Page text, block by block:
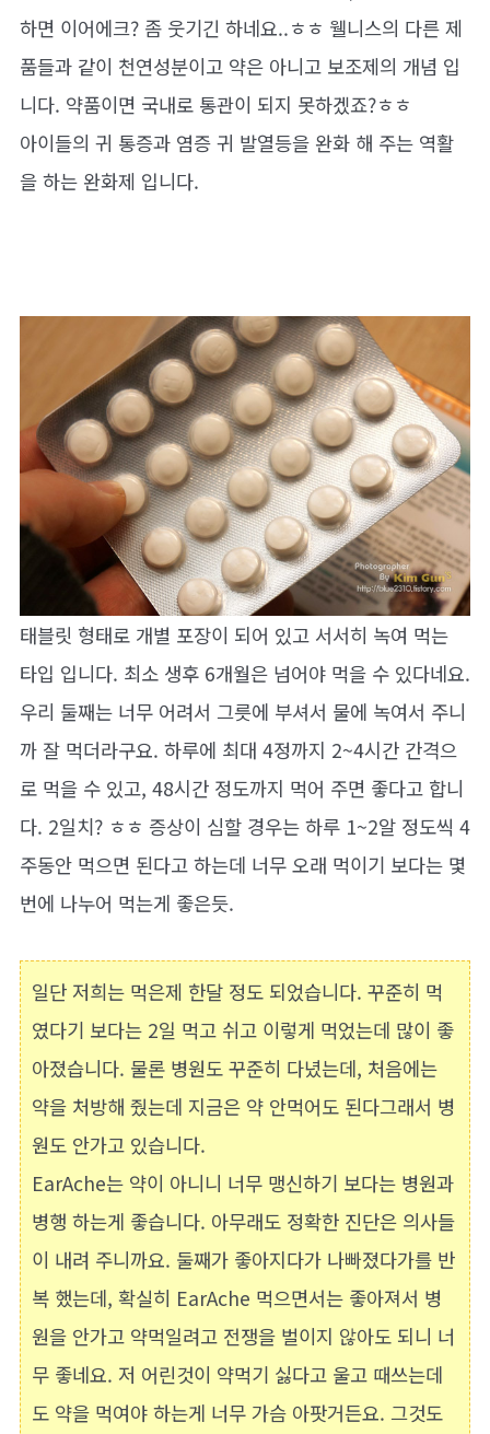
하면 이어에크? 좀 웃기긴 하네요..ㅎㅎ 웰니스의 다른 제
품들과 같이 천연성분이고 약은 아니고 보조제의 개념 입
니다. 약품이면 국내로 통관이 되지 못하겠죠?ㅎㅎ
아이들의 귀 통증과 염증 귀 발열등을 완화 해 주는 역활
을 하는 완화제 입니다.
태블릿 형태로 개별 포장이 되어 있고 서서히 녹여 먹는
타입 입니다. 최소 생후 6개월은 넘어야 먹을 수 있다네요.
우리 둘째는 너무 어려서 그릇에 부셔서 물에 녹여서 주니
까 잘 먹더라구요. 하루에 최대 4정까지 2~4시간 간격으
로 먹을 수 있고, 48시간 정도까지 먹어 주면 좋다고 합니
다. 2일치? ㅎㅎ 증상이 심할 경우는 하루 1~2알 정도씩 4
주동안 먹으면 된다고 하는데 너무 오래 먹이기 보다는 몇
번에 나누어 먹는게 좋은듯.
일단 저희는 먹은제 한달 정도 되었습니다. 꾸준히 먹
였다기 보다는 2일 먹고 쉬고 이렇게 먹었는데 많이 좋
아졌습니다. 물론 병원도 꾸준히 다녔는데, 처음에는
약을 처방해 줬는데 지금은 약 안먹어도 된다그래서 병
원도 안가고 있습니다.
EarAche는 약이 아니니 너무 맹신하기 보다는 병원과
병행 하는게 좋습니다. 아무래도 정확한 진단은 의사들
이 내려 주니까요. 둘째가 좋아지다가 나빠졌다가를 반
복 했는데, 확실히 EarAche 먹으면서는 좋아져서 병
원을 안가고 약먹일려고 전쟁을 벌이지 않아도 되니 너
무 좋네요. 저 어린것이 약먹기 싫다고 울고 때쓰는데
도 약을 먹여야 하는게 너무 가슴 아팟거든요. 그것도